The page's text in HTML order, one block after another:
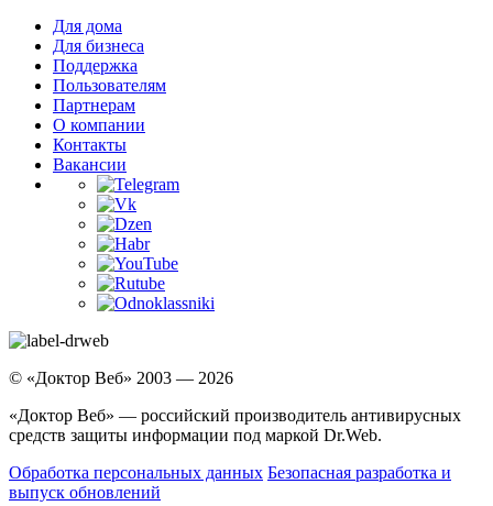
Для дома
Для бизнеса
Поддержка
Пользователям
Партнерам
О компании
Контакты
Вакансии
© «Доктор Веб» 2003 — 2026
«Доктор Веб» — российский производитель антивирусных
средств защиты информации под маркой Dr.Web.
Обработка персональных данных Безопасная разработка и
выпуск обновлений